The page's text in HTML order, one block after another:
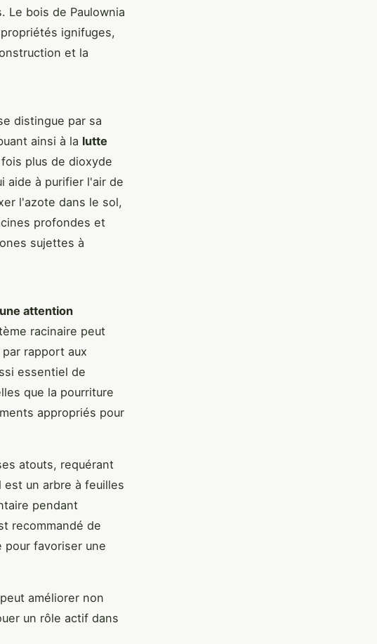
Le bois de Paulownia
ignifuges,
et la
distingue par sa
ainsi à la lutte
plus de dioxyde
aide à purifier l'air de
l'azote dans le sol,
profondes et
sujettes à
une attention
racinaire peut
rapport aux
essentiel de
que la pourriture
appropriés pour
atouts, requérant
un arbre à feuilles
pendant
recommandé de
favoriser une
améliorer non
un rôle actif dans